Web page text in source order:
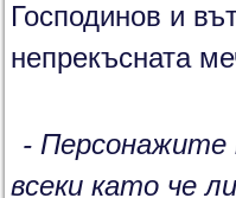
Господинов и
непрекъсната
- Персонажите
всеки като че